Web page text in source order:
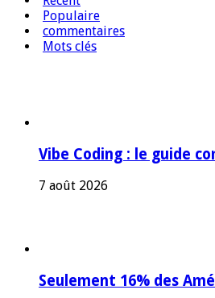
Populaire
commentaires
Mots clés
Vibe Coding : le guide
7 août 2026
Seulement 16% des